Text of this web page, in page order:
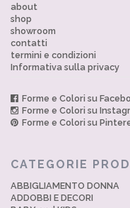
about
shop
showroom
contatti
termini e condizioni
Informativa sulla privacy
Forme e Colori su
Forme e Colori su
Forme e Colori su
CATEGORIE
ABBIGLIAMENTO DONNA
ADDOBBI E DECORI